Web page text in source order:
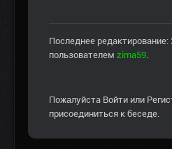
Последнее редактирование:
пользователем zima59.
Пожалуйста Войти или
присоединиться к беседе.